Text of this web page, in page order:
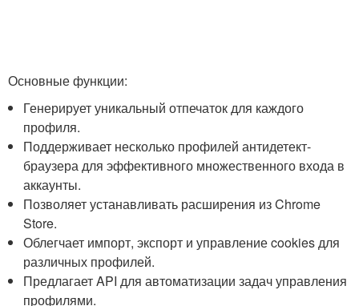
Основные функции:
Генерирует уникальный отпечаток для каждого
профиля.
Поддерживает несколько профилей антидетект-
браузера для эффективного множественного входа в
аккаунты.
Позволяет устанавливать расширения из Chrome
Store.
Облегчает импорт, экспорт и управление cookies для
различных профилей.
Предлагает API для автоматизации задач управления
профилями.